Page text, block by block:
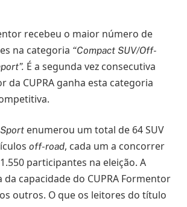
recebeu o maior número de
na categoria “Compact SUV/Off-
É a segunda vez consecutiva
da CUPRA ganha esta categoria
enumerou um total de 64 SUV
off-road, cada um a concorrer
participantes na eleição. A
capacidade do CUPRA Formentor
outros. O que os leitores do título